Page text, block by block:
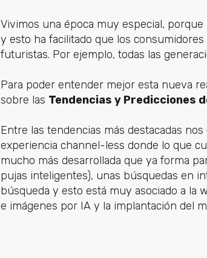
Vivimos una época muy especial,
y esto ha facilitado que los
futuristas. Por ejemplo, todas las
Para poder entender mejor esta nueva
sobre las Tendencias y Predicciones
Entre las tendencias más destacadas
experiencia channel-less donde lo que
mucho más desarrollada que ya forma
pujas inteligentes), unas búsquedas en
búsqueda y esto está muy asociado a la
e imágenes por IA y la implantación del